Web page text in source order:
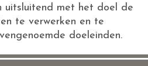
uitsluitend met het doel de
te verwerken en te
doeleinden.